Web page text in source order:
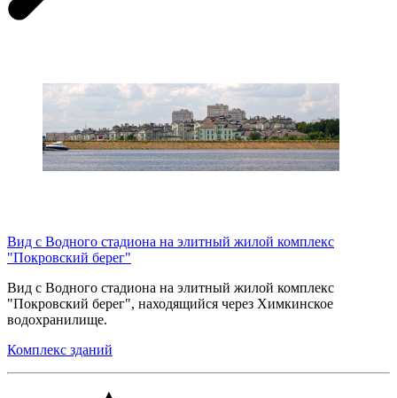
Вид с Водного стадиона на элитный жилой комплекс
"Покровский берег"
Вид с Водного стадиона на элитный жилой комплекс
"Покровский берег", находящийся через Химкинское
водохранилище.
Комплекс зданий